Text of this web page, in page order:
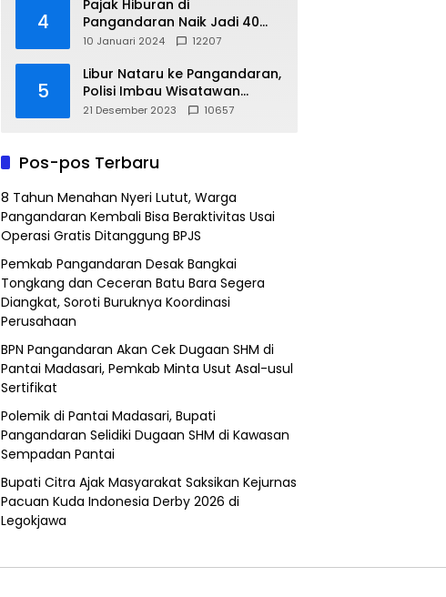
4
Pajak Hiburan di
Pangandaran Naik Jadi 40
Persen
10 Januari 2024 12207
5
Libur Nataru ke Pangandaran,
Polisi Imbau Wisatawan
Gunakan Jalur Arteri
21 Desember 2023 10657
Pos-pos Terbaru
8 Tahun Menahan Nyeri Lutut, Warga
Pangandaran Kembali Bisa Beraktivitas Usai
Operasi Gratis Ditanggung BPJS
Pemkab Pangandaran Desak Bangkai
Tongkang dan Ceceran Batu Bara Segera
Diangkat, Soroti Buruknya Koordinasi
Perusahaan
BPN Pangandaran Akan Cek Dugaan SHM di
Pantai Madasari, Pemkab Minta Usut Asal-usul
Sertifikat
Polemik di Pantai Madasari, Bupati
Pangandaran Selidiki Dugaan SHM di Kawasan
Sempadan Pantai
Bupati Citra Ajak Masyarakat Saksikan Kejurnas
Pacuan Kuda Indonesia Derby 2026 di
Legokjawa